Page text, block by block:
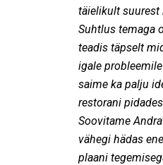
täielikult suurest
Suhtlus temaga
teadis täpselt
igale
saime ka palju
restorani
Soovitame
vähegi hädas
plaani